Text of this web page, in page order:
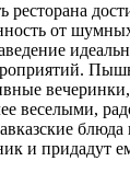
от
веселыми,
блюда
и придадут